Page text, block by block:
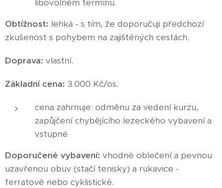
libovolném termínu.
Obtížnost: lehká - s tím, že doporučuji předchozí
zkušenost s pohybem na zajištěných cestách.
Doprava: vlastní.
Základní cena: 3.000 Kč/os.
cena zahrnuje: odměnu za vedení kurzu,
zapůjčení chybějícího lezeckého vybavení a
vstupné
Doporučené vybavení: vhodné oblečení a pevnou
uzavřenou obuv (stačí tenisky) a rukavice -
ferratové nebo cyklistické.